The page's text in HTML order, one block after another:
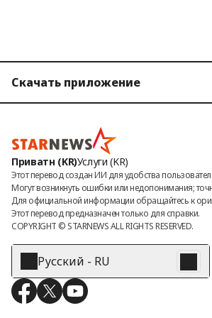
Скачать приложение
STARPOLL
Приватн (KR)Услуги (KR)
Этот перевод создан ИИ для удобства
Могут возникнуть ошибки или недопонимания;
Для официальной информации обращайтесь к
Этот перевод предназначен только для справки.
COPYRIGHT © STARNEWS ALL RIGHTS RESERVED.
Русский - RU